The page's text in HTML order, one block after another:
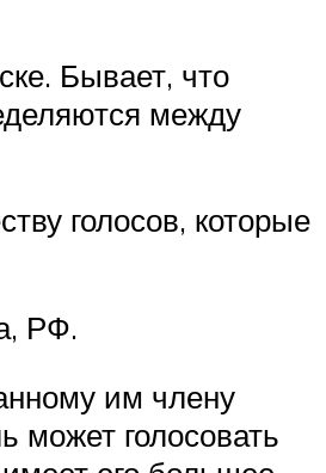
Бывает, что
между
голосов, которые
РФ.
им члену
может голосовать